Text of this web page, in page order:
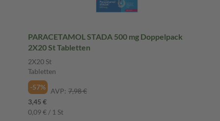
PARACETAMOL STADA 500 mg Doppelpack
2X20 St Tabletten
2X20 St
Tabletten
-57%
AVP: 7,98 €
3,45 €
0,09 € / 1 St